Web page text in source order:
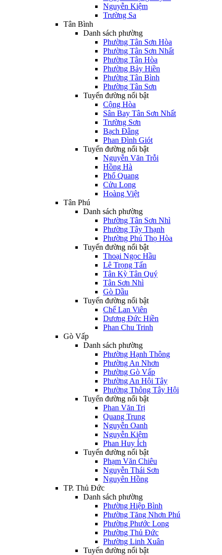
Nguyễn Kiệm
Trường Sa
Tân Bình
Danh sách phường
Phường Tân Sơn Hòa
Phường Tân Sơn Nhất
Phường Tân Hòa
Phường Bảy Hiền
Phường Tân Bình
Phường Tân Sơn
Tuyến đường nổi bật
Cộng Hòa
Sân Bay Tân Sơn Nhất
Trường Sơn
Bạch Đằng
Phan Đình Giót
Tuyến đường nổi bật
Nguyễn Văn Trỗi
Hồng Hà
Phổ Quang
Cửu Long
Hoàng Việt
Tân Phú
Danh sách phường
Phường Tân Sơn Nhì
Phường Tây Thạnh
Phường Phú Thọ Hòa
Tuyến đường nổi bật
Thoại Ngọc Hầu
Lê Trọng Tấn
Tân Kỳ Tân Quý
Tân Sơn Nhì
Gò Dầu
Tuyến đường nổi bật
Chế Lan Viên
Dương Đức Hiền
Phan Chu Trinh
Gò Vấp
Danh sách phường
Phường Hạnh Thông
Phường An Nhơn
Phường Gò Vấp
Phường An Hội Tây
Phường Thông Tây Hội
Tuyến đường nổi bật
Phan Văn Trị
Quang Trung
Nguyễn Oanh
Nguyễn Kiệm
Phan Huy Ích
Tuyến đường nổi bật
Phạm Văn Chiêu
Nguyễn Thái Sơn
Nguyên Hồng
TP. Thủ Đức
Danh sách phường
Phường Hiệp Bình
Phường Tăng Nhơn Phú
Phường Phước Long
Phường Thủ Đức
Phường Linh Xuân
Tuyến đường nổi bật